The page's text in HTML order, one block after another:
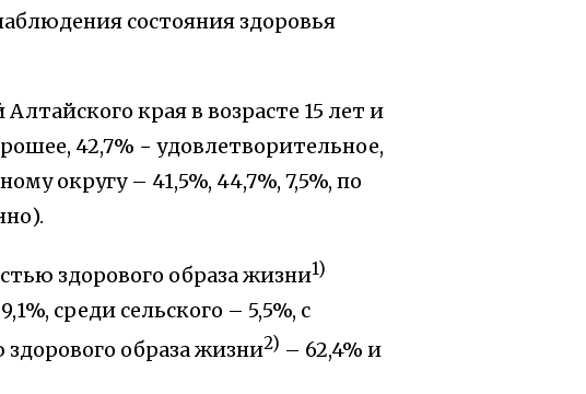
состояния здоровья
края в возрасте 15 лет и
42,7% − удовлетворительное,
округу – 41,5%, 44,7%, 7,5%, по
здорового образа жизни1)
среди сельского – 5,5%, с
образа жизни2) – 62,4% и